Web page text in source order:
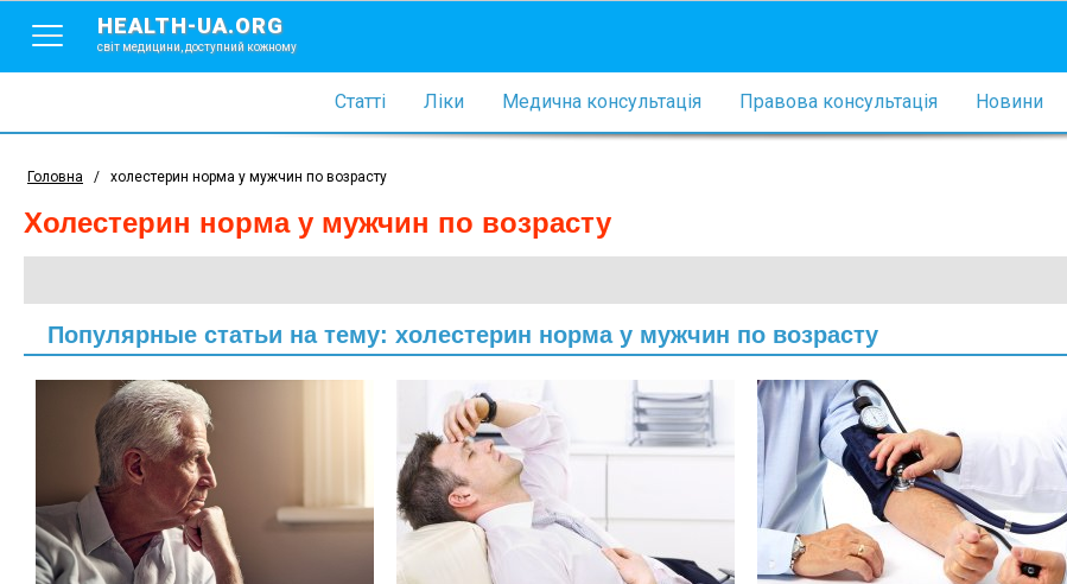
HEALTH-UA.ORG
світ медицини, доступний кожному
Статті Ліки Медична консультація Правова консультація Новини
Головна / холестерин норма у мужчин по возрасту
холестерин норма у мужчин по возрасту
Популярные статьи на тему: холестерин норма у мужчин по возрасту